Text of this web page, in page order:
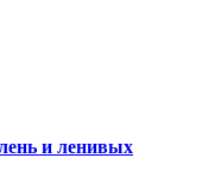
и ленивых